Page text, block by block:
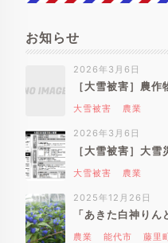
お知らせ
2026年3月6日
［大雪被害］農
大雪被害 農業
2026年3月6日
［大雪被害］大
大雪被害 農業
2025年12月26日
「あきた白神りん
農業 能代市 藤里